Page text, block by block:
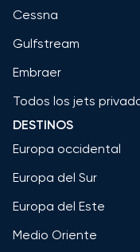
Cessna
Gulfstream
Embraer
Todos los jets
DESTINOS
Europa occidental
Europa del Sur
Europa del Este
Medio Oriente